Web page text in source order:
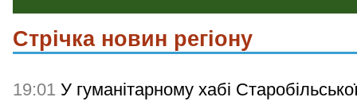
Стрічка новин регіону
19:01 У гуманітарному хабі